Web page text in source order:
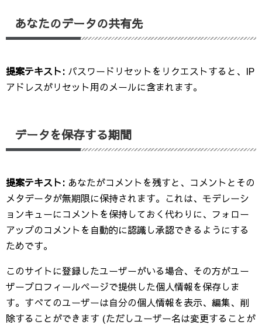
あなたのデータの共有先
提案テキスト: パスワードリセットをリクエストすると、IP
アドレスがリセット用のメールに含まれます。
データを保存する期間
提案テキスト: あなたがコメントを残すと、コメントとその
メタデータが無期限に保持されます。これは、モデレーシ
ョンキューにコメントを保持しておく代わりに、フォロー
アップのコメントを自動的に認識し承認できるようにする
ためです。
このサイトに登録したユーザーがいる場合、その方がユー
ザープロフィールページで提供した個人情報を保存しま
す。すべてのユーザーは自分の個人情報を表示、編集、削
除することができます (ただしユーザー名は変更することが